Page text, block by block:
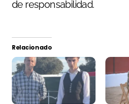
de responsabilidad.
Relacionado